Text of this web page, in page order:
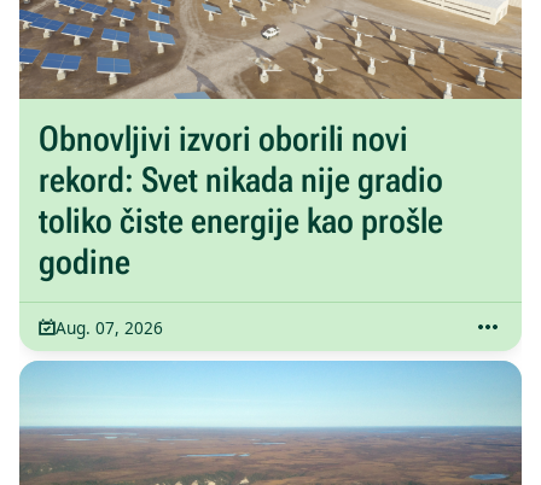
Obnovljivi izvori oborili novi
rekord: Svet nikada nije gradio
toliko čiste energije kao prošle
godine
Aug. 07, 2026